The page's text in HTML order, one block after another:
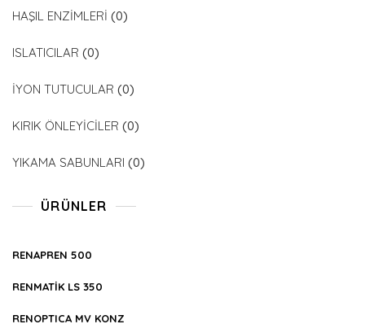
HAŞIL ENZİMLERİ (0)
ISLATICILAR (0)
İYON TUTUCULAR (0)
KIRIK ÖNLEYİCİLER (0)
YIKAMA SABUNLARI (0)
ÜRÜNLER
RENAPREN 500
RENMATİK LS 350
RENOPTICA MV KONZ